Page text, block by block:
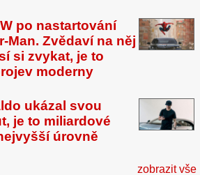
po nastartování
Man. Zvědaví na něj
si zvykat, je to
moderny
ukázal svou
je to miliardové
úrovně
zobrazit vše